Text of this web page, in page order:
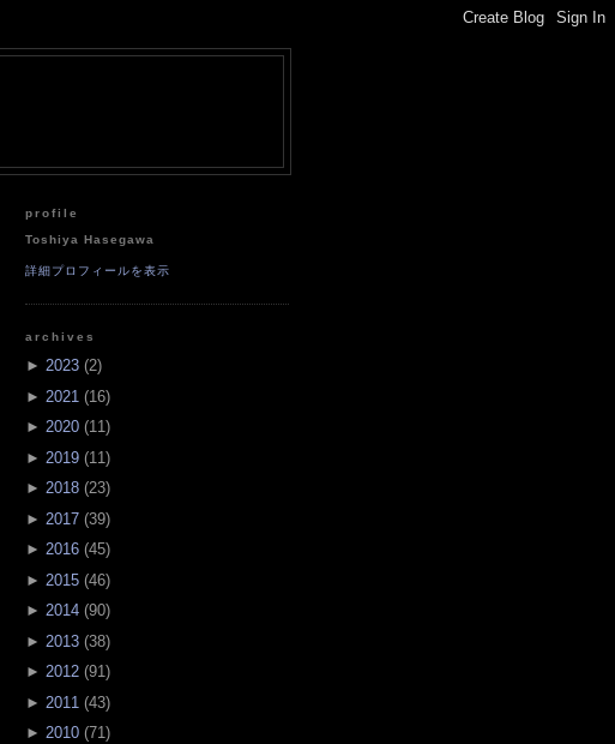
profile
Toshiya Hasegawa
詳細プロフィールを表示
archives
► 2023 (2)
► 2021 (16)
► 2020 (11)
► 2019 (11 )
► 2018 (23)
► 2017 (39)
► 2016 (45)
► 2015 (46)
► 2014 (90)
► 2013 (38)
► 2012 (91)
► 2011 (43)
► 2010 (71)